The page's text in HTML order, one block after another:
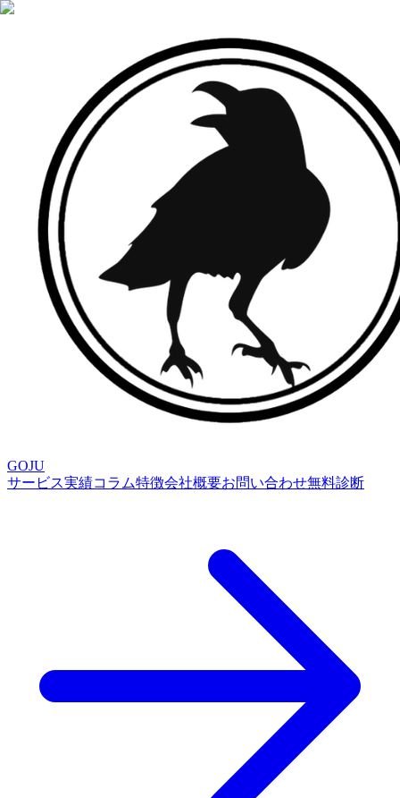
GOJU
サービス実績コラム特徴会社概要お問い合わせ無料診断